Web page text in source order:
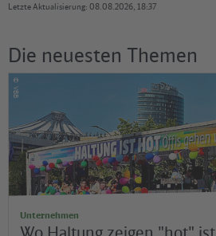
Letzte Aktualisierung: 08.08.2026, 18:37
Die neuesten Themen
©
VBB
Unternehmen